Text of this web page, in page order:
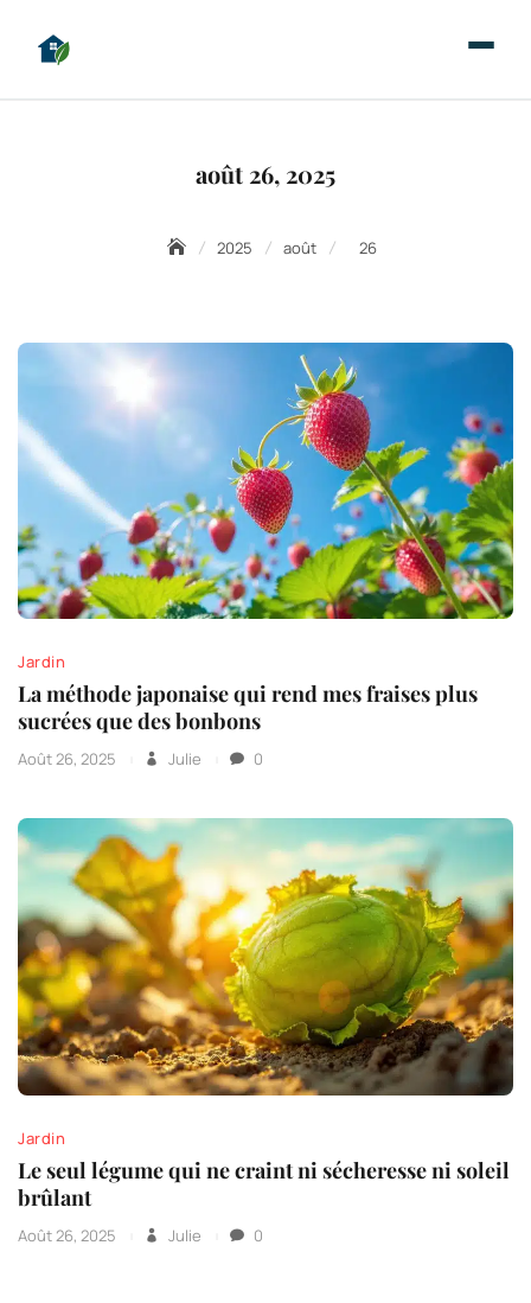
août 26, 2025
2025 août 26
Jardin
La méthode japonaise qui rend mes fraises plus
sucrées que des bonbons
Août 26, 2025 Julie 0
Jardin
Le seul légume qui ne craint ni sécheresse ni soleil
brûlant
Août 26, 2025 Julie 0